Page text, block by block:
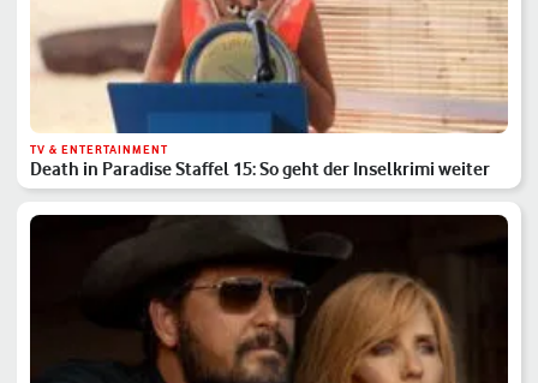
TV & ENTERTAINMENT
Death in Paradise Staffel 15: So geht der Inselkrimi weiter